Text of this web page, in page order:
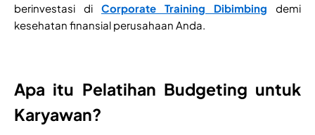
berinvestasi di Corporate Training Dibimbing demi
kesehatan finansial perusahaan Anda.
Apa itu Pelatihan Budgeting untuk
Karyawan?